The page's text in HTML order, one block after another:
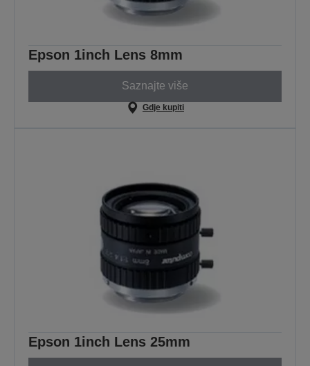
Epson 1inch Lens 8mm
Saznajte više
Gdje kupiti
Epson 1inch Lens 25mm